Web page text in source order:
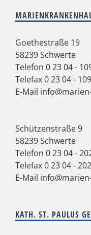
Goethestraße 19
58239 Schwerte
Telefon 0 23 04 -
Telefax 0 23 04 -
E-Mail
Schützenstraße 9
58239 Schwerte
Telefon 0 23 04 -
Telefax 0 23 04 -
E-Mail
KATH. ST. PAULUS